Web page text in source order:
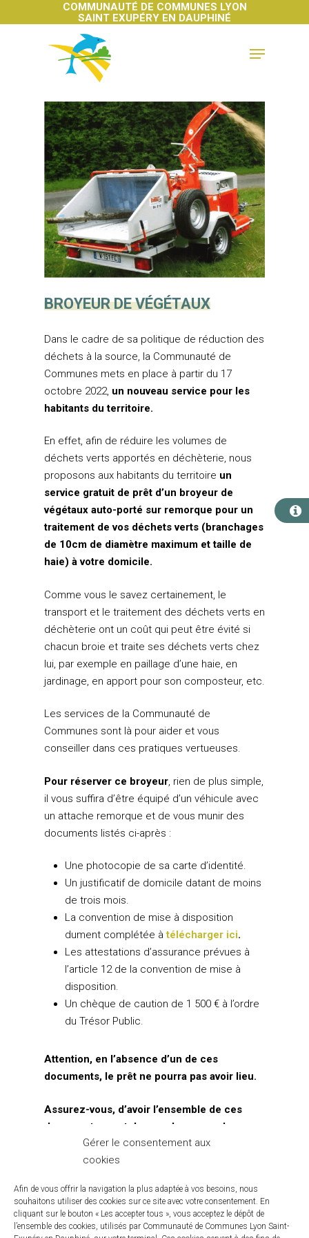
Gérer le consentement aux
cookies
Afin de vous offrir la navigation la plus adaptée à vos besoins, nous
souhaitons utiliser des cookies sur ce site avec votre consentement. En
cliquant sur le bouton « Les accepter tous », vous acceptez le dépôt de
l’ensemble des cookies, utilisés par Communauté de Communes Lyon Saint-
COMMUNAUTÉ DE COMMUNES LYON
SAINT EXUPÉRY EN DAUPHINÉ
BROYEUR DE VÉGÉTAUX
Dans le cadre de sa politique de réduction des
déchets à la source, la Communauté de
Communes mets en place à partir du 17
octobre 2022, un nouveau service pour les
habitants du territoire.
En effet, afin de réduire les volumes de
déchets verts apportés en déchèterie, nous
proposons aux habitants du territoire un
service gratuit de prêt d’un broyeur de
végétaux auto-porté sur remorque pour un
traitement de vos déchets verts (branchages
de 10cm de diamètre maximum et taille de
haie) à votre domicile.
Comme vous le savez certainement, le
transport et le traitement des déchets verts en
déchèterie ont un coût qui peut être évité si
chacun broie et traite ses déchets verts chez
lui, par exemple en paillage d’une haie, en
jardinage, en apport pour son composteur, etc.
Les services de la Communauté de
Communes sont là pour aider et vous
conseiller dans ces pratiques vertueuses.
Pour réserver ce broyeur , rien de plus simple,
il vous suffira d’être équipé d’un véhicule avec
un attache remorque et de vous munir des
documents listés ci-après :
Une photocopie de sa carte d’identité.
Un justificatif de domicile datant de moins
de trois mois.
La convention de mise à disposition
dument complétée àtélécharger ici.
Les attestations d’assurance prévues à
l’article 12 de la convention de mise à
disposition.
Un chèque de caution de 1 500 € à l’ordre
du Trésor Public.
Attention, en l’absence d’un de ces
documents, le prêt ne pourra pas avoir lieu.
Assurez-vous, d’avoir l’ensemble de ces
documents avant de prendre un rendez-
matin à 8h30 à Charvieu-Chavagneux.
Il pourra être emprunté pour 24h ou 48h
Les Élus
Les conseils
Les Communes et leurs
représentants au sein
GESTION DES DÉCHETS
Collecte
Déchets recyclables
Déchèteries
Broyeur de végétaux
Compostage
Autres déchets
PREVENTION
EAU, ASSAINISSEMENT
ENVIRONNEMENT
Eau
GEMAPI
Rénovation énergétique
PLAN CLIMAT AIR
Documents
Club Climat
Mise en oeuvre
Plan de Protection de
l’Atmosphère
Covoiturage
TRÈS HAUT DÉBIT
AUTRES
Développement
Aires d’accueil des
voyage
Mission locale
QUESTIONS
CONTACT